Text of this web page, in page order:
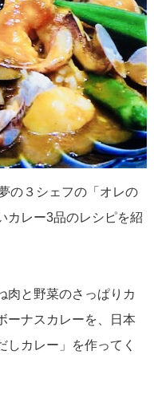
の３シェフの「オレの
カレー3品のレシピを紹
肉と野菜のさっぱりカ
ーナスカレーを、日本
カレー」を作ってく